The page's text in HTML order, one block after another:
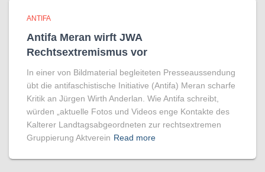
ANTIFA
Antifa Meran wirft JWA
Rechtsextremismus vor
In einer von Bildmaterial begleiteten Presseaussendung
übt die antifaschistische Initiative (Antifa) Meran scharfe
Kritik an Jürgen Wirth Anderlan. Wie Antifa schreibt,
würden „aktuelle Fotos und Videos enge Kontakte des
Kalterer Landtagsabgeordneten zur rechtsextremen
Gruppierung Aktverein Read more